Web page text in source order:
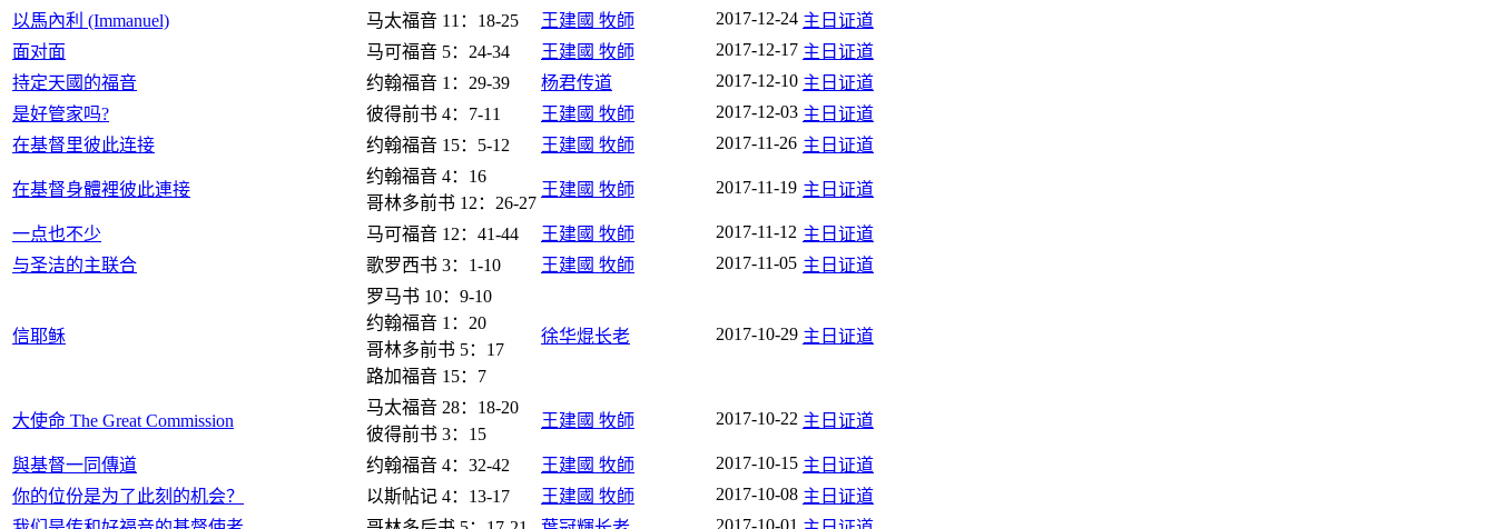
以馬內利 (Immanuel)
马太福音 11：18-25 王建國 牧師 2017-12-24 主日证道
面对面
马可福音 5：24-34 王建國 牧師 2017-12-17 主日证道
持定天國的福音
约翰福音 1：29-39 杨君传道 2017-12-10 主日证道
是好管家吗?
彼得前书 4：7-11 王建國 牧師 2017-12-03 主日证道
在基督里彼此连接
约翰福音 15：5-12 王建國 牧師 2017-11-26 主日证道
在基督身體裡彼此連接
约翰福音 4：16
哥林多前书 12：26-27
王建國 牧師 2017-11-19 主日证道
一点也不少 马可福音 12：41-44 王建國 牧師 2017-11-12 主日证道
与圣洁的主联合
歌罗西书 3：1-10 王建國 牧師 2017-11-05 主日证道
信耶稣
罗马书 10：9-10
约翰福音 1：20
哥林多前书 5：17
路加福音 15：7
徐华焜长老 2017-10-29 主日证道
大使命 The Great Commission
马太福音 28：18-20
彼得前书 3：15
王建國 牧師 2017-10-22 主日证道
與基督一同傳道 约翰福音 4：32-42 王建國 牧師 2017-10-15 主日证道
你的位份是为了此刻的机会？
以斯帖记 4：13-17 王建國 牧師 2017-10-08 主日证道